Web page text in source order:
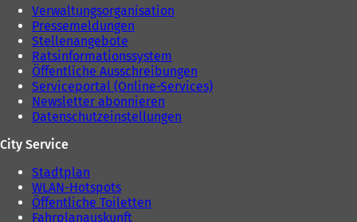
Verwaltungsorganisation
Pressemeldungen
Stellenangebote
Ratsinformationssystem
Öffentliche Ausschreibungen
Serviceportal (Online-Services)
Newsletter abonnieren
Datenschutzeinstellungen
City Service
Stadtplan
WLAN-Hotspots
Öffentliche Toiletten
Fahrplanauskunft